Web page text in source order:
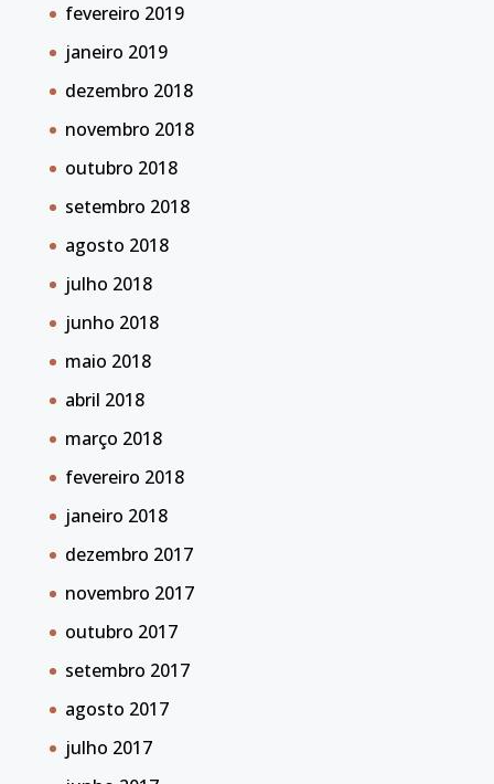
fevereiro 2019
janeiro 2019
dezembro 2018
novembro 2018
outubro 2018
setembro 2018
agosto 2018
julho 2018
junho 2018
maio 2018
abril 2018
março 2018
fevereiro 2018
janeiro 2018
dezembro 2017
novembro 2017
outubro 2017
setembro 2017
agosto 2017
julho 2017